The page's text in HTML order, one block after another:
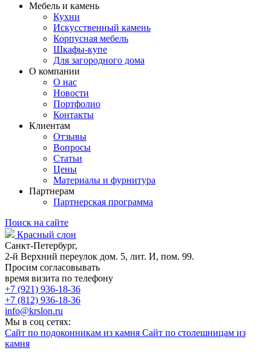
Мебель и камень
Кухни
Искусственный камень
Корпусная мебель
Шкафы-купе
Для загородного дома
О компании
О нас
Новости
Портфолио
Контакты
Клиентам
Отзывы
Вопросы
Статьи
Цены
Материалы и фурнитура
Партнерам
Партнерская программа
Поиск на сайте
Красный слон
Санкт-Петербург,
2-й Верхний переулок дом. 5, лит. И, пом. 99.
Просим согласовывать
время визита по телефону
+7 (921) 936-18-36
+7 (812) 936-18-36
info@krslon.ru
Мы в соц сетях:
Сайт по подоконникам из камня Сайт по столешницам из
камня